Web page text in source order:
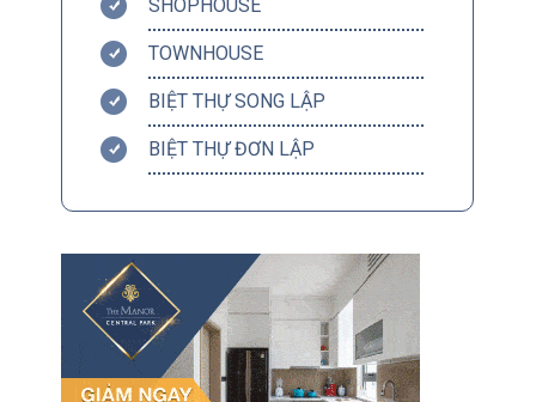
SHOPHOUSE
TOWNHOUSE
BIỆT THỰ SONG LẬP
BIỆT THỰ ĐƠN LẬP